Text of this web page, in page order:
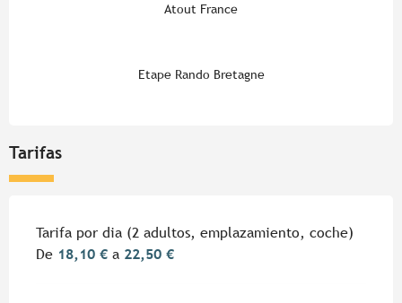
Atout France
Etape Rando Bretagne
Tarifas
Tarifas 2026
Tarifa por dia (2 adultos, emplazamiento, coche)
De 18,10 € a 22,50 €